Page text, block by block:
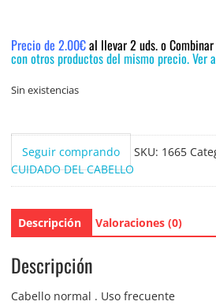
Precio de 2.00€al llevar 2 uds. o Combinar
con otros productos del mismo precio. Ver
Sin existencias
Seguir comprando SKU: 1665
CUIDADO DEL CABELLO
Descripción Valoraciones (0)
Descripción
Cabello normal . Uso frecuente